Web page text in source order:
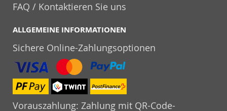
FAQ / Kontaktieren Sie uns
ALLGEMEINE INFORMATIONEN
Sichere Online-Zahlungsoptionen
Vorauszahlung: Zahlung mit QR-Code-